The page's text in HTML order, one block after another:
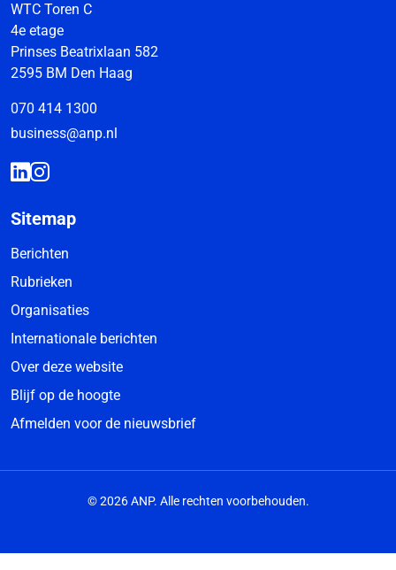
WTC Toren C
4e etage
Prinses Beatrixlaan 582
2595 BM Den Haag
070 414 1300
business@anp.nl
Sitemap
Berichten
Rubrieken
Organisaties
Internationale berichten
Over deze website
Blijf op de hoogte
Afmelden voor de nieuwsbrief
© 2026 ANP. Alle rechten voorbehouden.